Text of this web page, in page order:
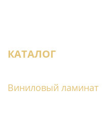
КАТАЛОГ
Виниловый ламинат